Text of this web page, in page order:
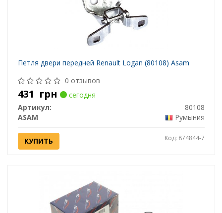
Петля двери передней Renault Logan (80108) Asam
0 отзывов
431 грн
сегодня
Артикул:
80108
ASAM
Румыния
КУПИТЬ Код: 874844-7